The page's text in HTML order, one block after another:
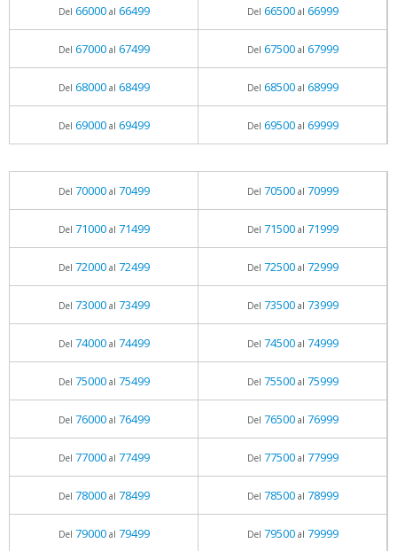
Del 66000al 66499 Del 66500al 66999
Del 67000al 67499 Del 67500al 67999
Del 68000al 68499 Del 68500al 68999
Del 69000al 69499 Del 69500al 69999
Del 70000al 70499 Del 70500al 70999
Del 71000al 71499 Del 71500al 71999
Del 72000al 72499 Del 72500al 72999
Del 73000al 73499 Del 73500al 73999
Del 74000al 74499 Del 74500al 74999
Del 75000al 75499 Del 75500al 75999
Del 76000al 76499 Del 76500al 76999
Del 77000al 77499 Del 77500al 77999
Del 78000al 78499 Del 78500al 78999
Del 79000al 79499 Del 79500al 79999